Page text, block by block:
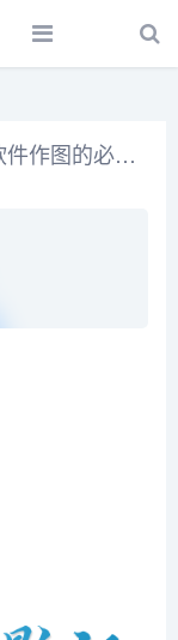
设计助理PS工具 - 电商设计师PS软件作图的必备设计神器